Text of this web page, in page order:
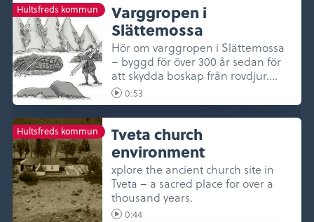
Hultsfreds kommun Varggropen i
Slättemossa
Hör om varggropen i Slättemossa
– byggd för över 300 år sedan för
att skydda boskap från rovdjur....
0:53
Hultsfreds kommun Tveta church
environment
xplore the ancient church site in
Tveta – a sacred place for over a
thousand years.
0:44